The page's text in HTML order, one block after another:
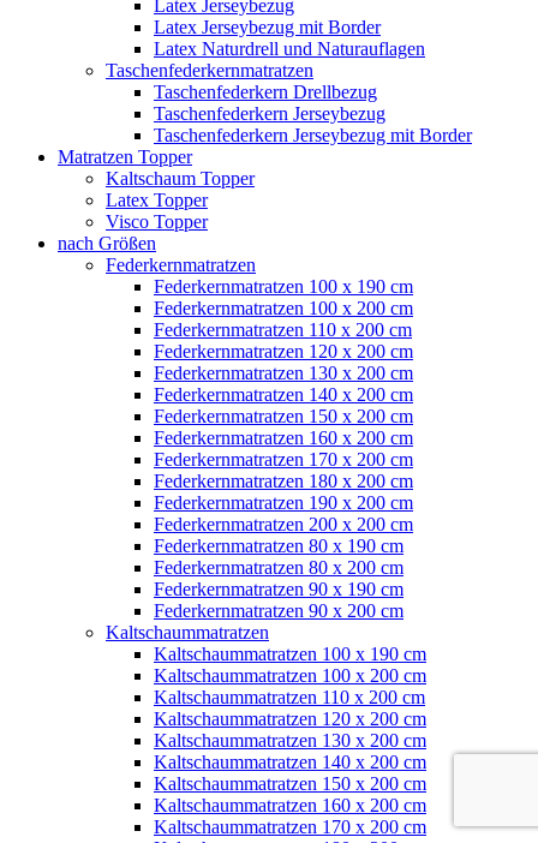
Latex Jerseybezug
Latex Jerseybezug mit Border
Latex Naturdrell und Naturauflagen
Taschenfederkernmatratzen
Taschenfederkern Drellbezug
Taschenfederkern Jerseybezug
Taschenfederkern Jerseybezug mit Border
Matratzen Topper
Kaltschaum Topper
Latex Topper
Visco Topper
nach Größen
Federkernmatratzen
Federkernmatratzen 100 x 190 cm
Federkernmatratzen 100 x 200 cm
Federkernmatratzen 110 x 200 cm
Federkernmatratzen 120 x 200 cm
Federkernmatratzen 130 x 200 cm
Federkernmatratzen 140 x 200 cm
Federkernmatratzen 150 x 200 cm
Federkernmatratzen 160 x 200 cm
Federkernmatratzen 170 x 200 cm
Federkernmatratzen 180 x 200 cm
Federkernmatratzen 190 x 200 cm
Federkernmatratzen 200 x 200 cm
Federkernmatratzen 80 x 190 cm
Federkernmatratzen 80 x 200 cm
Federkernmatratzen 90 x 190 cm
Federkernmatratzen 90 x 200 cm
Kaltschaummatratzen
Kaltschaummatratzen 100 x 190 cm
Kaltschaummatratzen 100 x 200 cm
Kaltschaummatratzen 110 x 200 cm
Kaltschaummatratzen 120 x 200 cm
Kaltschaummatratzen 130 x 200 cm
Kaltschaummatratzen 140 x 200 cm
Kaltschaummatratzen 150 x 200 cm
Kaltschaummatratzen 160 x 200 cm
Kaltschaummatratzen 170 x 200 cm